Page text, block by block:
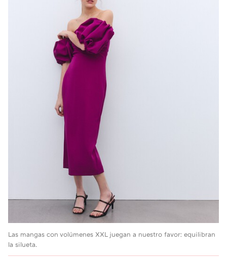
Las mangas con volúmenes XXL juegan a nuestro favor: equilibran
la silueta.